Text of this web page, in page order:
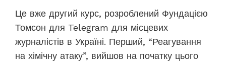
Це вже другий курс, розроблений Фундацією
Томсон для Telegram для місцевих
журналістів в Україні. Перший, “Реагування
на хімічну атаку”, вийшов на початку цього